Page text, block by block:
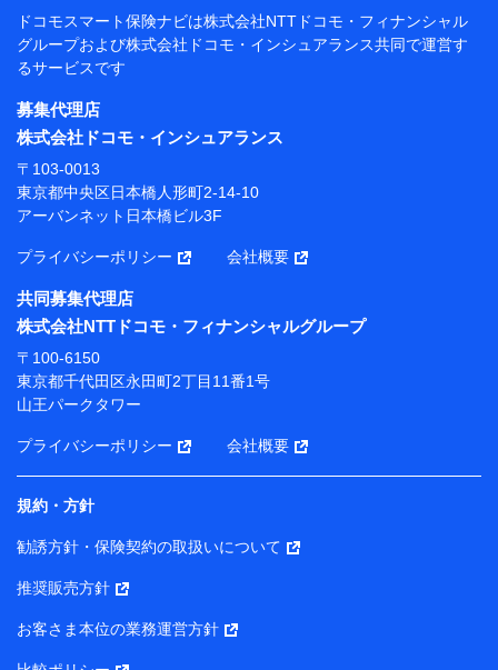
【共同して利用する者の範囲】
当社
株式会社NTTドコモ・フィナンシャルグループ
【利用目的】
当社または株式会社NTTドコモ・フィナンシャルグルー
プが提供する保険関連サービスにおけるユーザー登録受
付および管理のため
当社または株式会社NTTドコモ・フィナンシャルグルー
携会社の保険その他に関する情報を提供するため、また
維持管理等の委託業務遂行のため、またそれらに付帯、
関連する当社または株式会社NTTドコモ・フィナンシャ
ルグループおよび提携会社のサービスを案内、提供する
ため
（各サービスで取得したサービス利用履歴、ウェブサイ
トの閲覧履歴、購買履歴、ご契約内容等のパーソナルデ
ータを分析して、お客さまの趣味・嗜好・傾向に応じた
サービス・商品等に関するご提案や広告の配信等を行う
ことがあります。）
各種セミナーの開催のため
コンサルティングサービスの実施のため
アンケートやキャンペーン等の実施のため
上記に係る案内・手続き・管理等付帯業務を行うため
所・代表者名】
ドコモスマート保険ナビは株式会社NTTドコモ・フィナンシャル
グループおよび株式会社ドコモ・インシュアランス共同で運営す
るサービスです
募集代理店
株式会社ドコモ・インシュアランス
〒103-0013
東京都中央区日本橋人形町2-14-10
アーバンネット日本橋ビル3F
プライバシーポリシー 会社概要
共同募集代理店
株式会社NTTドコモ・フィナンシャルグループ
〒100-6150
東京都千代田区永田町2丁目11番1号
山王パークタワー
プライバシーポリシー 会社概要
規約・方針
勧誘方針・保険契約の取扱いについて
推奨販売方針
お客さま本位の業務運営方針